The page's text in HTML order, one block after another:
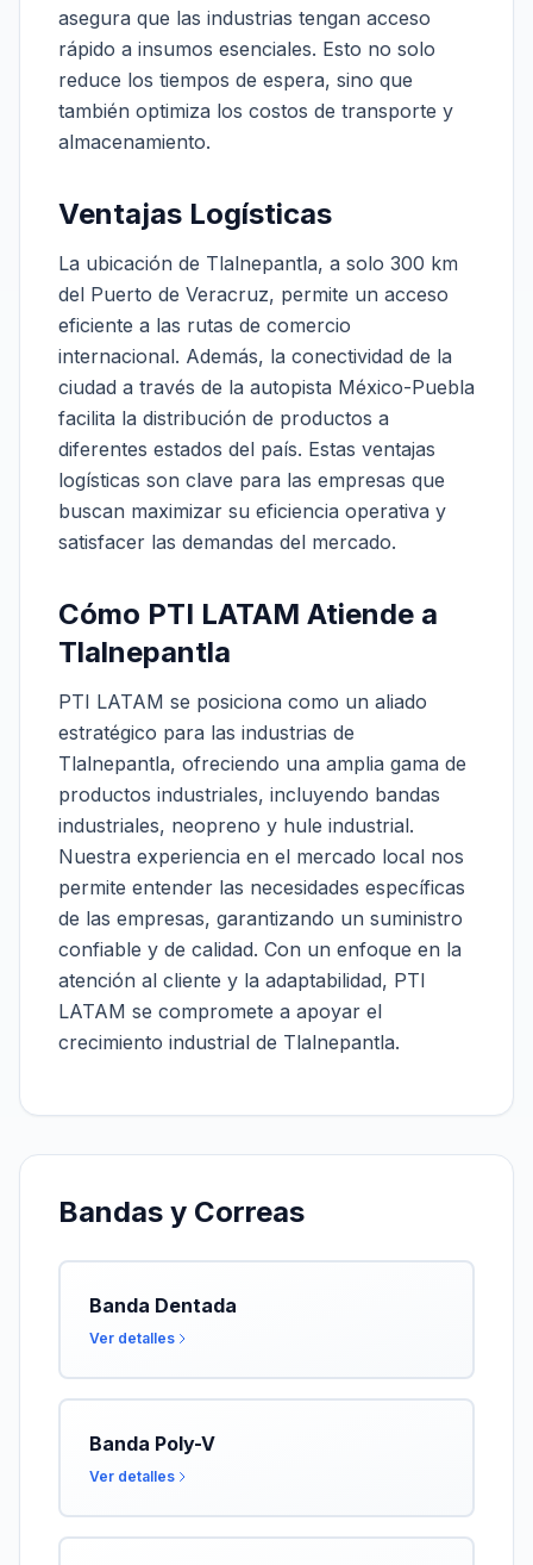
asegura que las industrias tengan acceso
rápido a insumos esenciales. Esto no solo
reduce los tiempos de espera, sino que
también optimiza los costos de transporte y
almacenamiento.
Ventajas Logísticas
La ubicación de Tlalnepantla, a solo 300 km
del Puerto de Veracruz, permite un acceso
eficiente a las rutas de comercio
internacional. Además, la conectividad de la
ciudad a través de la autopista México-Puebla
facilita la distribución de productos a
diferentes estados del país. Estas ventajas
logísticas son clave para las empresas que
buscan maximizar su eficiencia operativa y
satisfacer las demandas del mercado.
Cómo PTI LATAM Atiende a
Tlalnepantla
PTI LATAM se posiciona como un aliado
estratégico para las industrias de
Tlalnepantla, ofreciendo una amplia gama de
productos industriales, incluyendo bandas
industriales, neopreno y hule industrial.
Nuestra experiencia en el mercado local nos
permite entender las necesidades específicas
de las empresas, garantizando un suministro
confiable y de calidad. Con un enfoque en la
atención al cliente y la adaptabilidad, PTI
LATAM se compromete a apoyar el
crecimiento industrial de Tlalnepantla.
Bandas y Correas
Banda Dentada
Ver detalles
Banda Poly-V
Ver detalles